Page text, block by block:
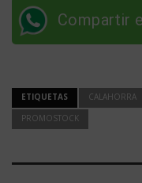
Compartir
ETIQUETAS CALAHORRA
PROMOSTOCK